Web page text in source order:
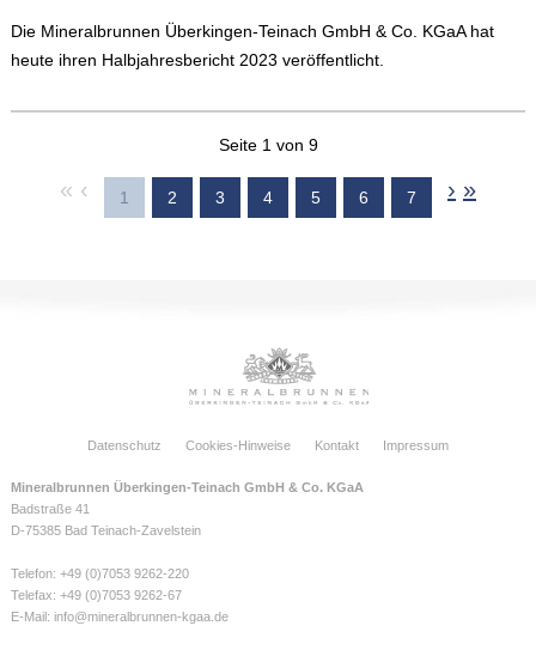
Die Mineralbrunnen Überkingen-Teinach GmbH & Co. KGaA hat
heute ihren Halbjahresbericht 2023 veröffentlicht.
Seite 1 von 9
« ‹ 1 2 3 4 5 6 7 › »
Datenschutz Cookies-Hinweise Kontakt Impressum
Mineralbrunnen Überkingen-Teinach GmbH & Co. KGaA
Badstraße 41
D-75385 Bad Teinach-Zavelstein
Telefon: +49 (0)7053 9262-220
Telefax: +49 (0)7053 9262-67
E-Mail: info@mineralbrunnen-kgaa.de